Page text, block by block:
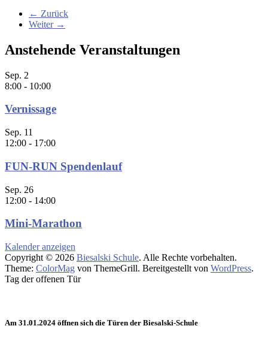
← Zurück
Weiter →
Anstehende Veranstaltungen
Sep. 2
8:00 - 10:00
Vernissage
Sep. 11
12:00 - 17:00
FUN-RUN Spendenlauf
Sep. 26
12:00 - 14:00
Mini-Marathon
Kalender anzeigen
Copyright © 2026 Biesalski Schule. Alle Rechte vorbehalten.
Theme: ColorMag von ThemeGrill. Bereitgestellt von WordPress.
Tag der offenen Tür
Am 31.01.2024 öffnen sich die Türen der Biesalski-Schule